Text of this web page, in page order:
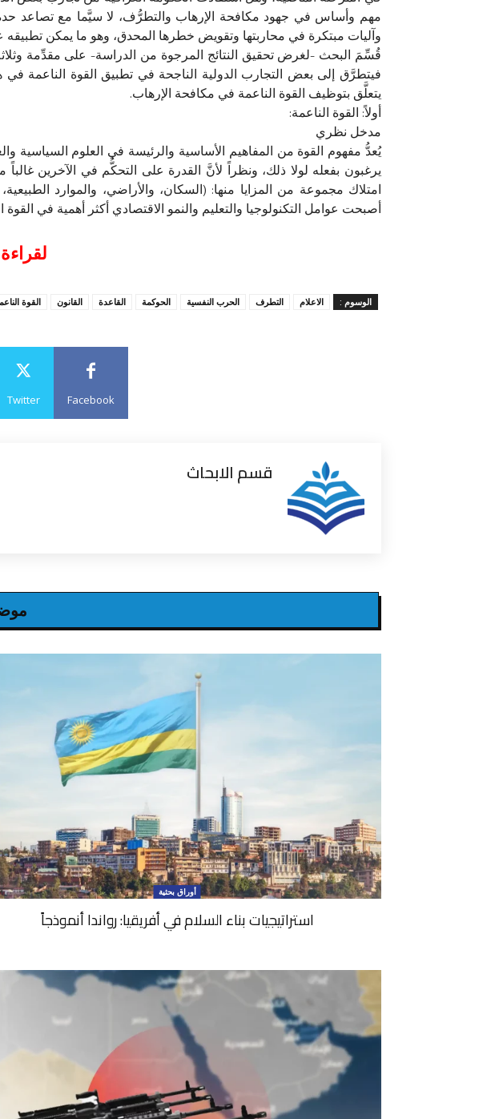
مهم وأساس في جهود مكافحة الإرهاب والتطرُّف، لا سيَّما مع تصاعد حدة
وآليات مبتكرة في محاربتها وتقويض خطرها المحدق، وهو ما يمكن تطبيقه
قُسِّمَ البحث -لغرض تحقيق النتائج المرجوة من الدراسة- على مقدِّمة
فيتطرَّق إلى بعض التجارب الدولية الناجحة في تطبيق القوة الناعمة في
يتعلَّق بتوظيف القوة الناعمة في مكافحة الإرهاب.
أولاً: القوة الناعمة:
مدخل نظري
يُعدُّ مفهوم القوة من المفاهيم الأساسية والرئيسة في العلوم السياسية
يرغبون بفعله لولا ذلك، ونظراً لأنَّ القدرة على التحكُّم في الآخرين
امتلاك مجموعة من المزايا منها: (السكان، والأراضي، والموارد
أصبحت عوامل التكنولوجيا والتعليم والنمو الاقتصادي أكثر أهمية في
الوسوم : الاعلام التطرف الحرب النفسية الحوكمة القاعدة القانون القوة
Facebook
Twitter
قسم الابحاث
أوراق بحثية
استراتيجيات بناء السلام في أفريقيا: رواندا أنموذجاً